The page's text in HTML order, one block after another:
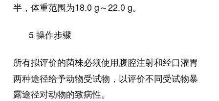
半，体重范围为18.0 g～22.0 g。
5 操作步骤
所有拟评价的菌株必须使用腹腔注射和经口灌胃
两种途径给予动物受试物，以评价不同受试物暴
露途径对动物的致病性。